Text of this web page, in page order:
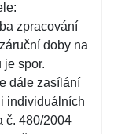
zpracování
doby na
je spor.
dále zasílání
individuálních
č. 480/2004